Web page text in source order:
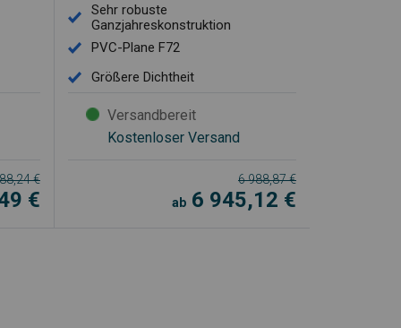
€
€
Sehr robuste
Ganzjahreskonstruktion
PVC-Plane F72
Größere Dichtheit
Versandbereit
Kostenloser Versand
6 988,87€
ab 6 945,12 €